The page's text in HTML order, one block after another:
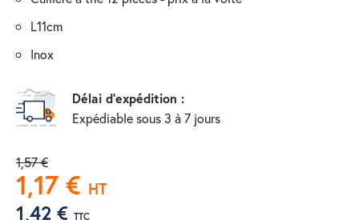
l11cm
inox
Délai d'expédition :
Expédiable sous 3 à 7 jours
1,57 €
1,17 € HT
1,42 € TTC